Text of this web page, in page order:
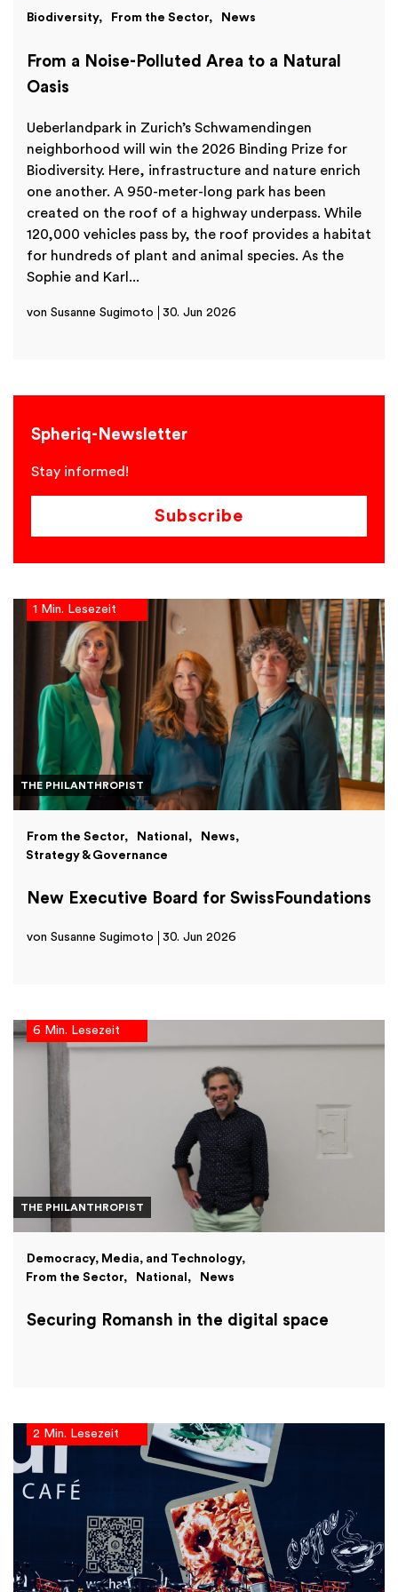
Biodiversity From the Sector News
From a Noise-Polluted Area to a Natural
Oasis
Ueberlandpark in Zurich’s Schwamendingen
neighborhood will win the 2026 Binding Prize for
Biodiversity. Here, infrastructure and nature enrich
one another. A 950-meter-long park has been
created on the roof of a highway underpass. While
120,000 vehicles pass by, the roof provides a habitat
for hundreds of plant and animal species. As the
Sophie and Karl...
von Susanne Sugimoto 30. Jun 2026
Spheriq-Newsletter
Stay informed!
Subscribe
THE PHILANTHROPIST
1 Min. Lesezeit
From the Sector National
News
Strategy & Governance
New Executive Board for SwissFoundations
von Susanne Sugimoto 30. Jun 2026
THE PHILANTHROPIST
6 Min. Lesezeit
Democracy, Media, and Technology
From the Sector
National News
Securing Romansh in the digital space
2 Min. Lesezeit